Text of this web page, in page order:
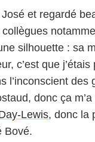
José et regardé
silhouette : sa
c’est que j’étais
l’inconscient des
donc ça
Lewis, donc la
Bové.